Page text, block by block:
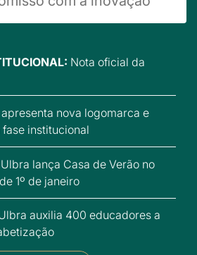
Nota oficial da
nova logomarca e
institucional
Ulbra lança Casa de Verão no
1º de janeiro
auxilia 400 educadores a